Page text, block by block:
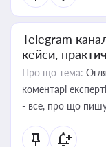
Telegram
кейси,
Про що тема:
коментарі
- все, про що